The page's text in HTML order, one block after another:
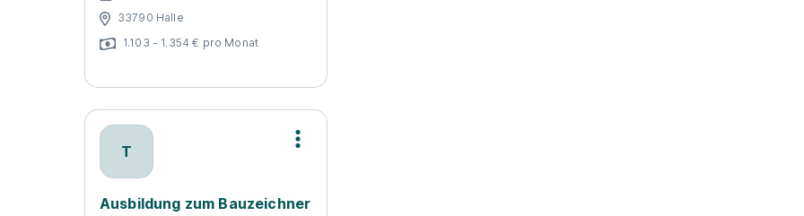
33790 Halle
1.103 - 1.354 € pro Monat
T
Ausbildung zum Bauzeichner